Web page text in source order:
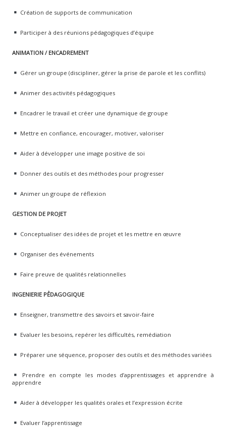
Création de supports de communication
Participer à des réunions pédagogiques d’équipe
ANIMATION / ENCADREMENT
Gérer un groupe (discipliner, gérer la prise de parole et les conflits)
Animer des activités pédagogiques
Encadrer le travail et créer une dynamique de groupe
Mettre en confiance, encourager, motiver, valoriser
Aider à développer une image positive de soi
Donner des outils et des méthodes pour progresser
Animer un groupe de réflexion
GESTION DE PROJET
Conceptualiser des idées de projet et les mettre en œuvre
Organiser des événements
Faire preuve de qualités relationnelles
INGENIERIE PẺDAGOGIQUE
Enseigner, transmettre des savoirs et savoir-faire
Evaluer les besoins, repérer les difficultés, remédiation
Préparer une séquence, proposer des outils et des méthodes variées
Prendre en compte les modes d’apprentissages et apprendre à
apprendre
Aider à développer les qualités orales et l’expression écrite
Evaluer l’apprentissage